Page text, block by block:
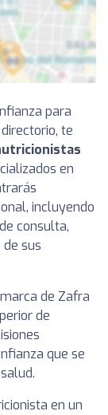
para
te
en
incluyendo
consulta,
sus
de Zafra
de
que se
en un